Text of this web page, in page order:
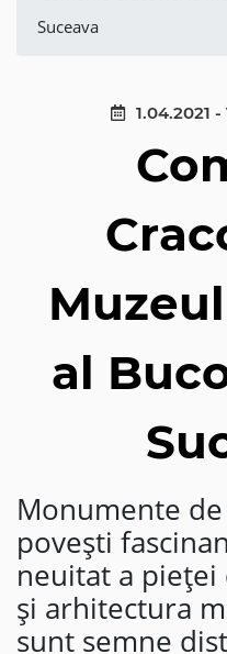
Suceava
1.04.2021 -
al
Monumente
povești
neuitat a pieței
și arhitectura
sunt semne